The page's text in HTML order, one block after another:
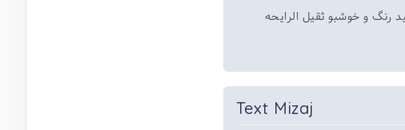
رنگ و خوشبو ثقیل الرایحه
Text Mizaj